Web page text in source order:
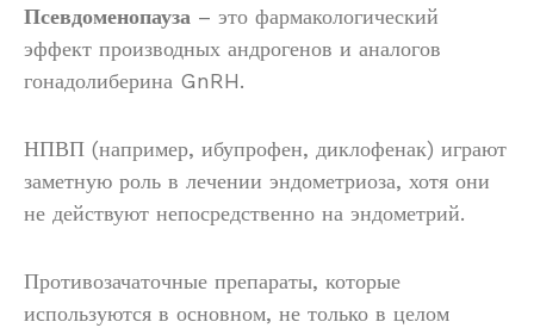
Псевдоменопауза – это фармакологический
эффект производных андрогенов и аналогов
гонадолиберина GnRH.
НПВП (например, ибупрофен, диклофенак) играют
заметную роль в лечении эндометриоза, хотя они
не действуют непосредственно на эндометрий.
Противозачаточные препараты, которые
используются в основном, не только в целом